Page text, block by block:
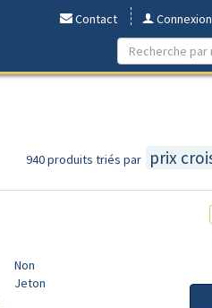
Contact Connexion
940 produits triés par
Non
Jeton